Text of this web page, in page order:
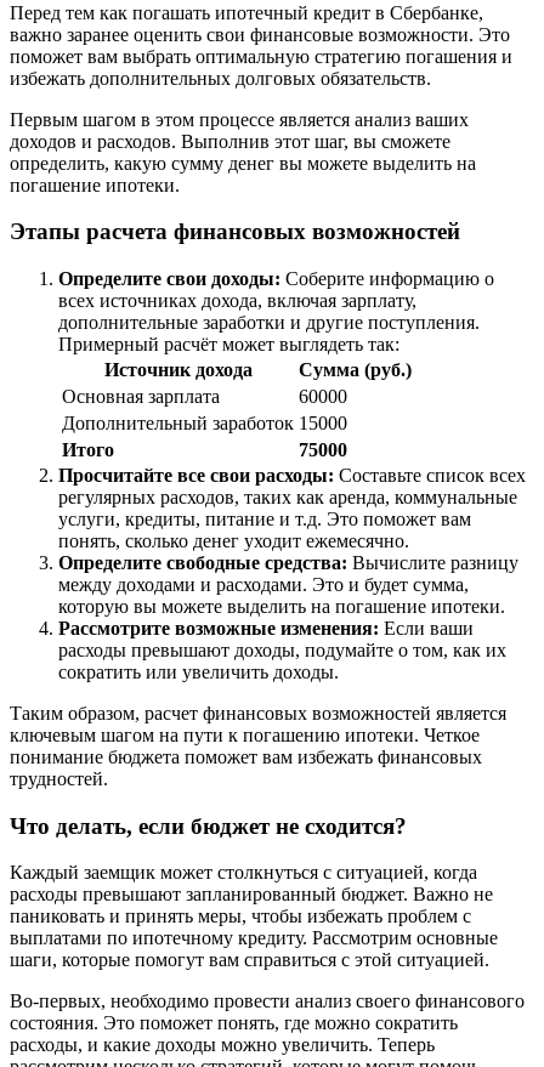
Перед тем как погашать ипотечный кредит в Сбербанке,
важно заранее оценить свои финансовые возможности. Это
поможет вам выбрать оптимальную стратегию погашения и
избежать дополнительных долговых обязательств.
Первым шагом в этом процессе является анализ ваших
доходов и расходов. Выполнив этот шаг, вы сможете
определить, какую сумму денег вы можете выделить на
погашение ипотеки.
Этапы расчета финансовых возможностей
Определите свои доходы: Соберите информацию о
всех источниках дохода, включая зарплату,
дополнительные заработки и другие поступления.
Примерный расчёт может выглядеть так:
Источник дохода
Сумма (руб.)
Основная зарплата
60000
Дополнительный заработок 15000
Итого
75000
Просчитайте все свои расходы: Составьте список всех
регулярных расходов, таких как аренда, коммунальные
услуги, кредиты, питание и т.д. Это поможет вам
понять, сколько денег уходит ежемесячно.
Определите свободные средства: Вычислите разницу
между доходами и расходами. Это и будет сумма,
которую вы можете выделить на погашение ипотеки.
Рассмотрите возможные изменения: Если ваши
расходы превышают доходы, подумайте о том, как их
сократить или увеличить доходы.
Таким образом, расчет финансовых возможностей является
ключевым шагом на пути к погашению ипотеки. Четкое
понимание бюджета поможет вам избежать финансовых
трудностей.
Что делать, если бюджет не сходится?
Каждый заемщик может столкнуться с ситуацией, когда
расходы превышают запланированный бюджет. Важно не
паниковать и принять меры, чтобы избежать проблем с
выплатами по ипотечному кредиту. Рассмотрим основные
шаги, которые помогут вам справиться с этой ситуацией.
Во-первых, необходимо провести анализ своего финансового
состояния. Это поможет понять, где можно сократить
расходы, и какие доходы можно увеличить. Теперь